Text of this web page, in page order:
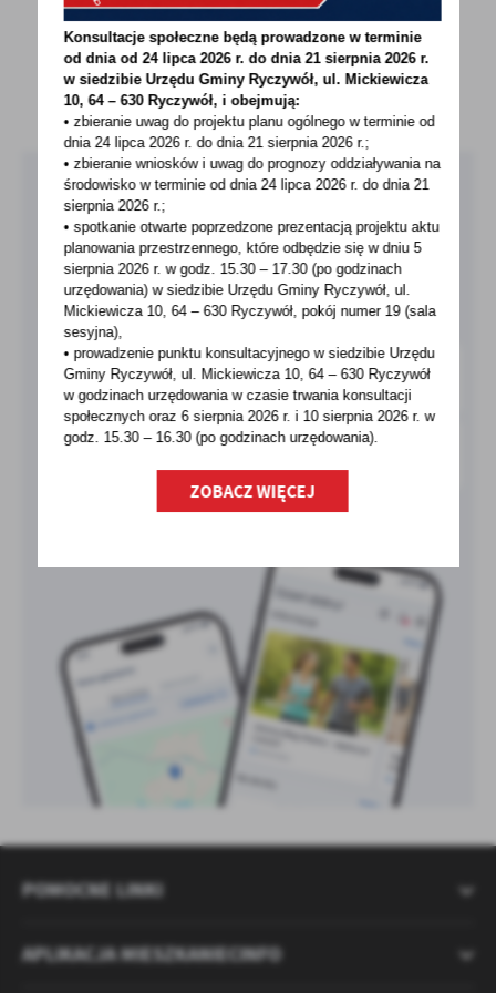
UDOSTĘPNIJ
Pobierz bezpłatną aplikację
MieszkaniecINFO!
O APLIKACJI
POMOCNE LINKI
APLIKACJA MIESZKANIECINFO
Konsultacje społeczne będą prowadzone w terminie
od dnia od 24 lipca 2026 r. do dnia 21 sierpnia 2026 r.
w siedzibie Urzędu Gminy Ryczywół, ul. Mickiewicza
10, 64 – 630 Ryczywół, i obejmują:
• zbieranie uwag do projektu planu ogólnego w terminie od
dnia 24 lipca 2026 r. do dnia 21 sierpnia 2026 r.;
• zbieranie wniosków i uwag do prognozy oddziaływania na
środowisko w terminie od dnia 24 lipca 2026 r. do dnia 21
sierpnia 2026 r.;
• spotkanie otwarte poprzedzone prezentacją projektu aktu
planowania przestrzennego, które odbędzie się w dniu 5
sierpnia 2026 r.w godz. 15.30 – 17.30 (po godzinach
urzędowania) w siedzibie Urzędu Gminy Ryczywół, ul.
Mickiewicza 10, 64 – 630 Ryczywół, pokójnumer 19 (sala
sesyjna),
• prowadzenie punktu konsultacyjnego w siedzibie Urzędu
Gminy Ryczywół, ul. Mickiewicza 10, 64 – 630 Ryczywół
w godzinachurzędowania w czasie trwania konsultacji
społecznych oraz 6 sierpnia 2026 r. i 10 sierpnia 2026 r. w
godz. 15.30 – 16.30 (po godzinachurzędowania).
ZOBACZ WIĘCEJ